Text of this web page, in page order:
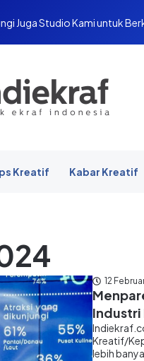
Juga Studio Kami untuk
Kreatif Kabar Kreatif
12
Industri
Kreatif/
lebih